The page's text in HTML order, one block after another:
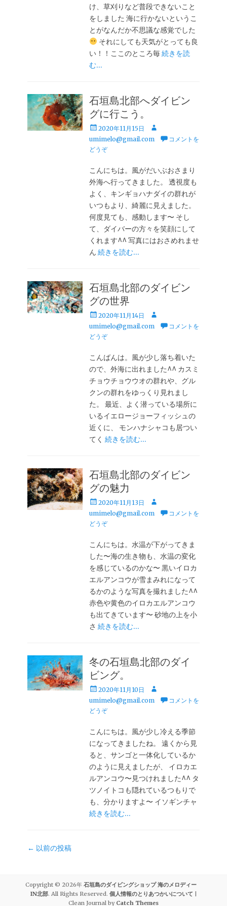
け、草刈りなど普段できないこと
をしました 海に行かないというこ
とがなんだか不思議な感覚でした
それにしても天気がとっても良
い！！ここのところ毎続きを読
む…
石垣島北部へダイビン
グに行こう。
投
稿
日
2020年11月15日
投
稿
umimelo@gmail.com
コメントを
どうぞ
こんにちは。風がだいぶおさまり
外海へ行ってきました。 透視度も
よく、キンギョハナダイの群れが
いつもより、綺麗に見えました。
何度見ても、感動します〜 そし
て、ダイバーの方々を笑顔にして
くれます^^ 写真にはおさめれませ
ん続きを読む…
石垣島北部のダイビン
グの世界
投
稿
日
2020年11月14日
投
稿
umimelo@gmail.com
コメントを
どうぞ
こんばんは。風が少し落ち着いた
ので、外海に出れました^^ カスミ
チョウチョウウオの群れや、グル
クンの群れをゆっくり見れまし
た。 最近、よく潜っている場所に
いるイエロージョーフィッシュの
近くに、 モンハナシャコも居つい
てく続きを読む…
石垣島北部のダイビン
グの魅力
投
稿
日
2020年11月13日
投
稿
umimelo@gmail.com
コメントを
どうぞ
こんにちは。水温が下がってきま
した〜海の生き物も、水温の変化
を感じているのかな〜 黒いイロカ
エルアンコウが雪まみれになって
るかのような写真を撮れました^^
赤色や黄色のイロカエルアンコウ
も出てきています〜 砂地の上を小
さ続きを読む…
冬の石垣島北部のダイ
ビング。
投
稿
日
2020年11月10日
投
稿
umimelo@gmail.com
コメントを
どうぞ
こんにちは。風が少し冷える季節
になってきましたね。 遠くから見
ると、サンゴと一体化しているか
のように見えましたが、 イロカエ
ルアンコウ〜見つけれました^^ タ
ツノイトコも隠れているつもりで
も、分かりますよ〜 イソギンチャ
続きを読む…
投
ビ
ゲ
← 以前の投稿
Copyright © 2026年 石垣島のダイビングショップ 海のメロディー
IN北部. All Rights Reserved. 個人情報のとりあつかいについて
Clean Journal by Catch Themes